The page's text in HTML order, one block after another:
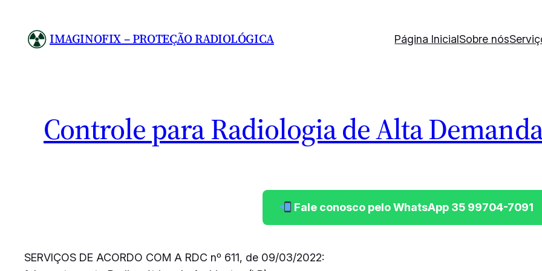
IMAGINOFIX – PROTEÇÃO RADIOLÓGICA Página InicialSobre nós
Controle para Radiologia de Alta
Fale conosco pelo WhatsApp 35 99704-7091
SERVIÇOS DE ACORDO COM A RDC nº 611, de 09/03/2022: